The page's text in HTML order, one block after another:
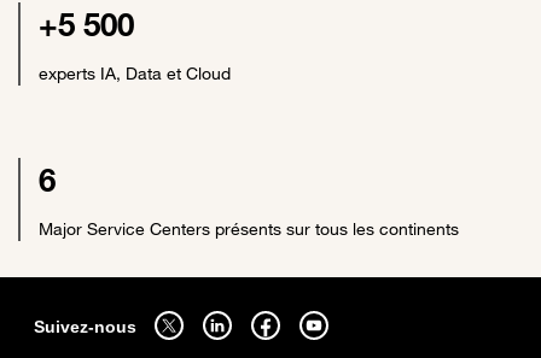
+5 500
experts IA, Data et Cloud
6
Major Service Centers présents sur tous les continents
Suivez-nous
Suivez-nous sur twitter - ouverture dans un nouvel onglet
Suivez-nous sur linkedin - ouverture dans un nouvel onglet
Suivez-nous sur facebook - ouverture dans un
Suivez-nous sur youtube - ouverture dans